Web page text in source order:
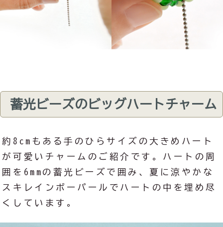
蓄光ビーズのビッグハートチャーム
約8cmもある手のひらサイズの大きめハート
が可愛いチャームのご紹介です。ハートの周
囲を6mmの蓄光ビーズで囲み、夏に涼やかな
スキレインボーパールでハートの中を埋め尽
くしています。